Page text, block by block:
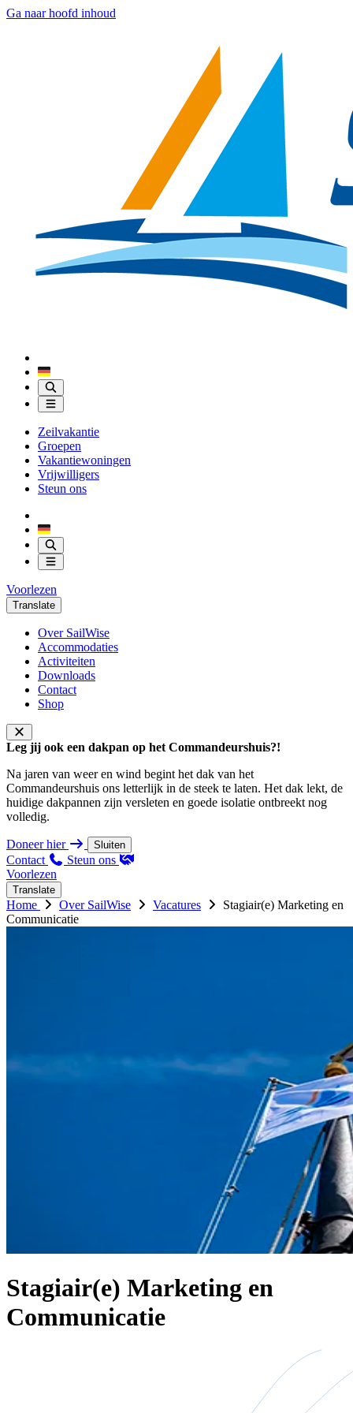
Ga naar hoofd inhoud
Zeilvakantie
Groepen
Vakantiewoningen
Vrijwilligers
Steun ons
Voorlezen
Translate
Over SailWise
Accommodaties
Activiteiten
Downloads
Contact
Shop
Leg jij ook een dakpan op het Commandeurshuis?!
Na jaren van weer en wind begint het dak van het
Commandeurshuis ons letterlijk in de steek te laten. Het dak lekt, de
huidige dakpannen zijn versleten en goede isolatie ontbreekt nog
volledig.
Doneer hier Sluiten
Contact
Steun ons
Voorlezen
Translate
Home Over SailWise Vacatures
Stagiair(e) Marketing en
Communicatie
Stagiair(e) Marketing en
Communicatie